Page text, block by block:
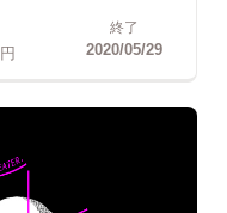
円
終了
2020/05/29